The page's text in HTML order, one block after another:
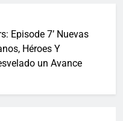
últimos paquetes
Hush Socks
disponibles en
Atrás
Episode 7’ Nuevas
Héroes Y
un Avance